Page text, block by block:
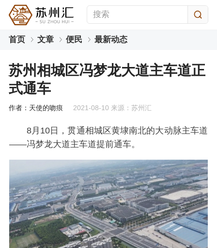
首页 文章 便民 最新动态
苏州相城区冯梦龙大道主车道正
式通车
作者：天使的吻痕 2021-08-10 来源：苏州汇
8月10日，贯通相城区黄埭南北的大动脉主车道
——冯梦龙大道主车道提前通车。